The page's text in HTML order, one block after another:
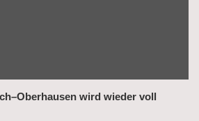
wird wieder voll